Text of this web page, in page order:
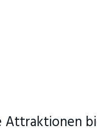
Attraktionen